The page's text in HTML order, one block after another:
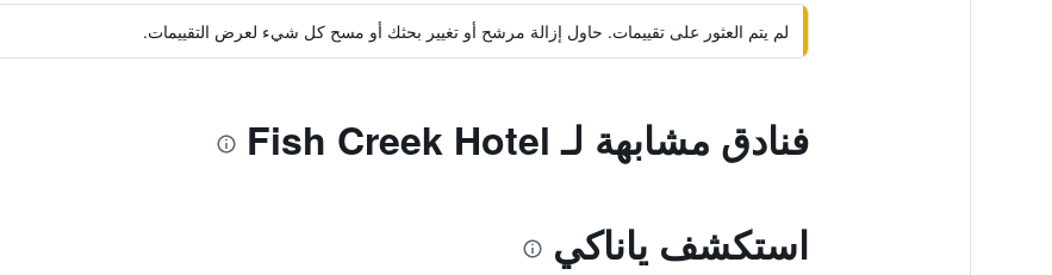
لم يتم العثور على تقييمات. حاول إزالة مرشح أو تغيير بحثك أو مسح كل شيء لعرض التقييمات.
فنادق مشابهة لـ Fish Creek Hotel
استكشف ياناكي